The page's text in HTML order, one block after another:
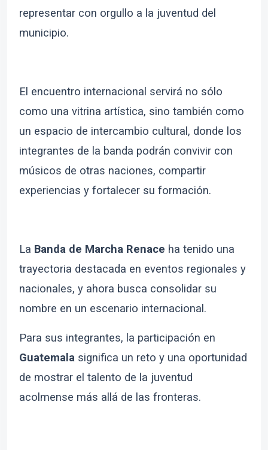
representar con orgullo a la juventud del
municipio.
El encuentro internacional servirá no sólo
como una vitrina artística, sino también como
un espacio de intercambio cultural, donde los
integrantes de la banda podrán convivir con
músicos de otras naciones, compartir
experiencias y fortalecer su formación.
La Banda de Marcha Renace ha tenido una
trayectoria destacada en eventos regionales y
nacionales, y ahora busca consolidar su
nombre en un escenario internacional.
Para sus integrantes, la participación en
Guatemala significa un reto y una oportunidad
de mostrar el talento de la juventud
acolmense más allá de las fronteras.